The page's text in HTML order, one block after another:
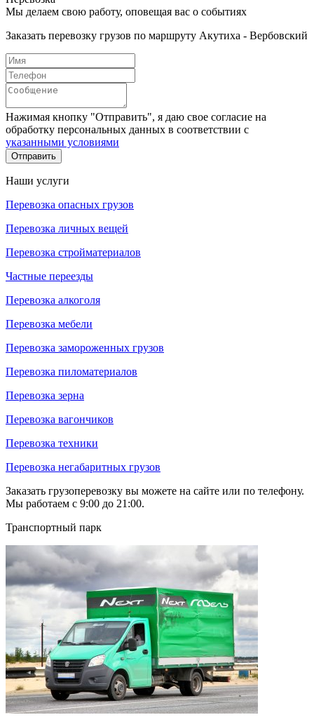
Мы делаем свою работу, оповещая вас о событиях
Заказать перевозку грузов по маршруту Акутиха - Вербовский
Нажимая кнопку "Отправить", я даю свое согласие на
обработку персональных данных в соответствии с
указанными условиями
Отправить
Наши услуги
Перевозка опасных грузов
Перевозка личных вещей
Перевозка стройматериалов
Частные переезды
Перевозка алкоголя
Перевозка мебели
Перевозка замороженных грузов
Перевозка пиломатериалов
Перевозка зерна
Перевозка вагончиков
Перевозка техники
Перевозка негабаритных грузов
Заказать грузоперевозку вы можете на сайте или по телефону.
Мы работаем с 9:00 до 21:00.
Транспортный парк